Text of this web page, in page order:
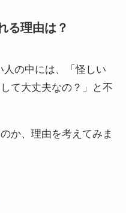
る理由は？
人の中には、「怪しい
て大丈夫なの？」と不
か、理由を考えてみま